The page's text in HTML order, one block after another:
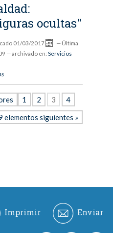
ocultas"
01/03/2017 — Última
— archivado en: Servicios
elementos siguientes »
1 2 3 4
Imprimir Enviar